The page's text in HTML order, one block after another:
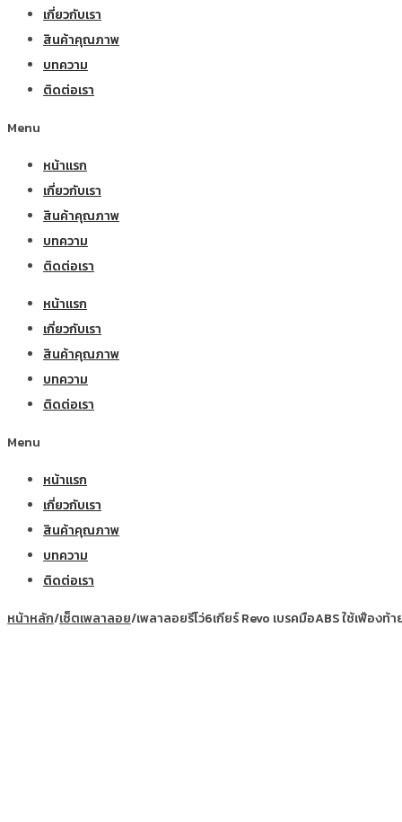
เกี่ยวกับเรา
สินค้าคุณภาพ
บทความ
ติดต่อเรา
Menu
หน้าแรก
เกี่ยวกับเรา
สินค้าคุณภาพ
บทความ
ติดต่อเรา
หน้าแรก
เกี่ยวกับเรา
สินค้าคุณภาพ
บทความ
ติดต่อเรา
Menu
หน้าแรก
เกี่ยวกับเรา
สินค้าคุณภาพ
บทความ
ติดต่อเรา
หน้าหลัก/เซ็ตเพลาลอย/เพลาลอยรีโว่6เกียร์ Revo เบรคมือABS ใช้เฟืองท้